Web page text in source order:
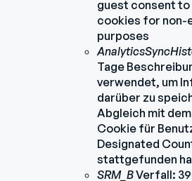
guest consent to
cookies for non-
purposes
Tage
verwendet, um
darüber zu
Abgleich mit
Cookie für
Designated
stattgefunden
SRM_BVerfall: